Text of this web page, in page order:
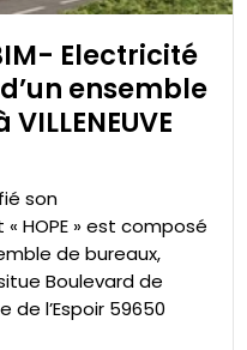
Electricité
ensemble
son
« HOPE » est composé
de bureaux,
Boulevard de
de l’Espoir 59650